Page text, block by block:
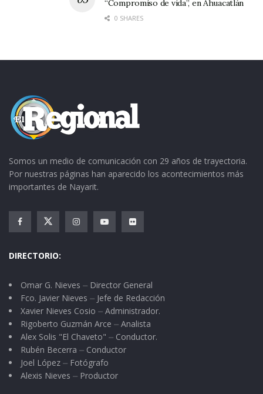
“Compromiso de vida”, en Ahuacatlán
0 SHARES
Somos un medio de comunicación con 29 años de trayectoria.
Por nuestras páginas han aparecido los acontecimientos más
importantes de Nayarit.
DIRECTORIO:
Omar G. Nieves ⏤ Director General
Fco. Javier Nieves ⏤ Jefe de Redacción
Xavier Nieves Cosio ⏤ Administrador.
Rigoberto Guzmán Arce ⏤ Analista
Alex Solis "El Chaveto" ⏤ Conductor.
Rubén Becerra ⏤ Conductor
Joel López ⏤ Fotógrafo
Alexis Nieves ⏤ Productor